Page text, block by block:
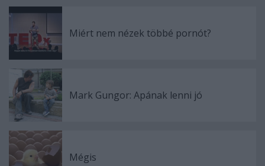
Miért nem nézek többé pornót?
Mark Gungor: Apának lenni jó
Mégis